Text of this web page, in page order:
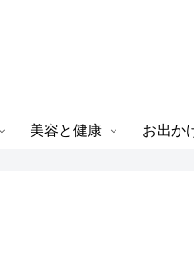
美容と健康 お出か